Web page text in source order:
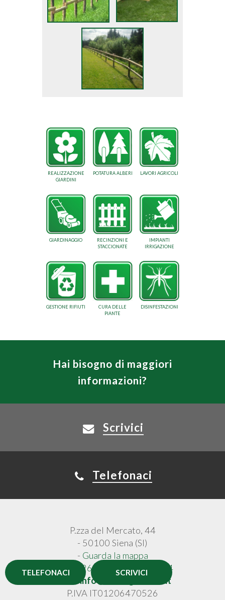
REALIZZAZIONE
GIARDINI
POTATURA ALBERI LAVORI AGRICOLI
GIARDINAGGIO
RECINZIONI E
STACCIONATE
IMPIANTI
IRRIGAZIONE
GESTIONE RIFIUTI
CURA DELLE
PIANTE
DISINFESTAZIONI
Hai bisogno di maggiori
informazioni?
Scrivici
Telefonaci
P.zza del Mercato, 44
- 50100 Siena (SI)
- Guarda la mappa
0577 926964
335 7048194
Email:info@tecnogreensrl.it
P.IVA IT01206470526
TELEFONACI SCRIVICI